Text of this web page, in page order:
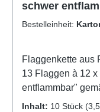
schwer
Bestelleinheit:
Flaggenkette aus
13 Flaggen à 12
entflammbar"
Baustoffklasse
Inhalt: 10 Stück